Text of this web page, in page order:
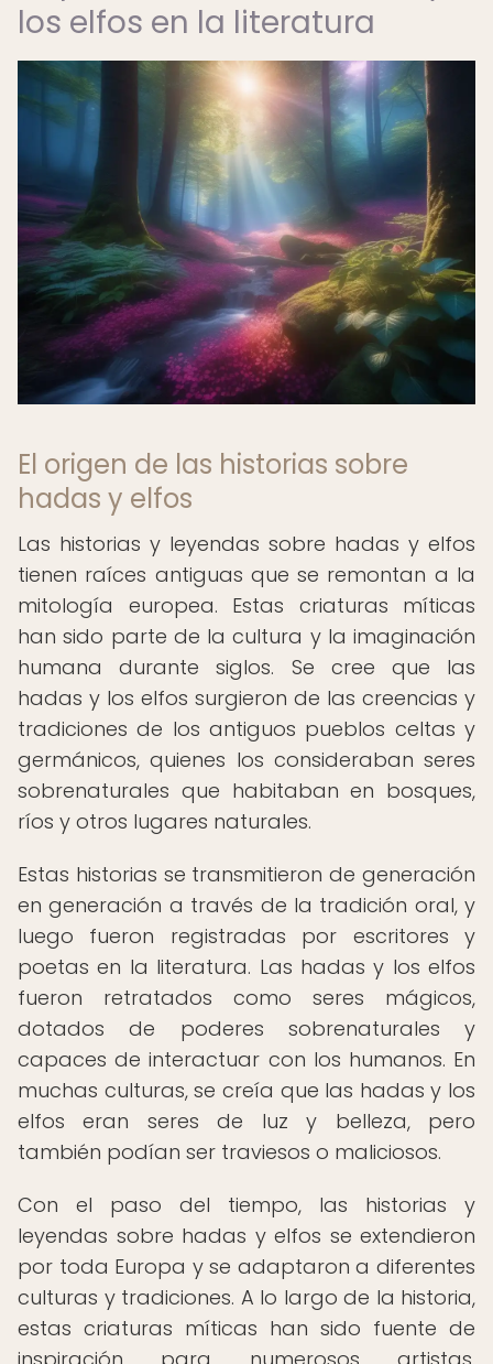
los elfos en la literatura
El origen de las historias sobre
hadas y elfos
Las historias y leyendas sobre hadas y elfos
tienen raíces antiguas que se remontan a la
mitología europea. Estas criaturas míticas
han sido parte de la cultura y la imaginación
humana durante siglos. Se cree que las
hadas y los elfos surgieron de las creencias y
tradiciones de los antiguos pueblos celtas y
germánicos, quienes los consideraban seres
sobrenaturales que habitaban en bosques,
ríos y otros lugares naturales.
Estas historias se transmitieron de generación
en generación a través de la tradición oral, y
luego fueron registradas por escritores y
poetas en la literatura. Las hadas y los elfos
fueron retratados como seres mágicos,
dotados de poderes sobrenaturales y
capaces de interactuar con los humanos. En
muchas culturas, se creía que las hadas y los
elfos eran seres de luz y belleza, pero
también podían ser traviesos o maliciosos.
Con el paso del tiempo, las historias y
leyendas sobre hadas y elfos se extendieron
por toda Europa y se adaptaron a diferentes
culturas y tradiciones. A lo largo de la historia,
estas criaturas míticas han sido fuente de